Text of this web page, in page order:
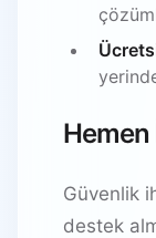
Hemen
Güvenlik
destek